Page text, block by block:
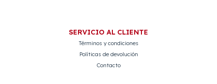
SERVICIO AL CLIENTE
Términos y condiciones
Políticas de devolución
Contacto